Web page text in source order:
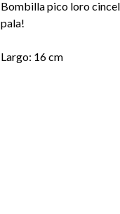
Bombilla pico loro
pala!
Largo: 16 cm